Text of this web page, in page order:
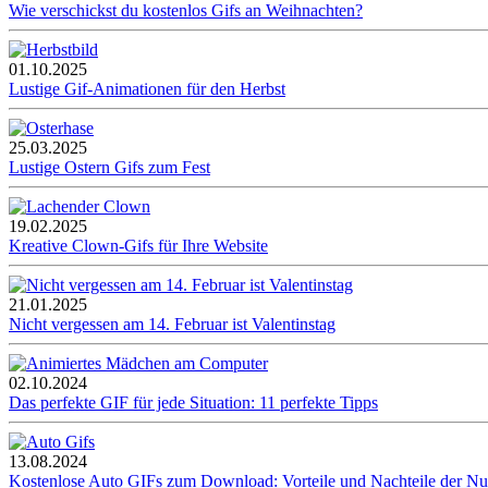
Wie verschickst du kostenlos Gifs an Weihnachten?
01.10.2025
Lustige Gif-Animationen für den Herbst
25.03.2025
Lustige Ostern Gifs zum Fest
19.02.2025
Kreative Clown-Gifs für Ihre Website
21.01.2025
Nicht vergessen am 14. Februar ist Valentinstag
02.10.2024
Das perfekte GIF für jede Situation: 11 perfekte Tipps
13.08.2024
Kostenlose Auto GIFs zum Download: Vorteile und Nachteile der